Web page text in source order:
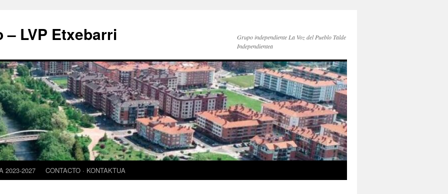
– LVP Etxebarri
Grupo independiente La Voz del Pueblo Talde
Independientea
2023-2027 CONTACTO · KONTAKTUA